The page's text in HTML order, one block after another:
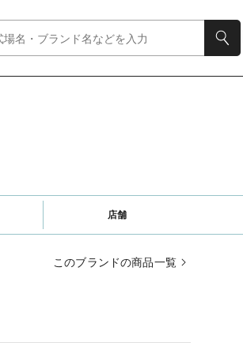
店舗
このブランドの商品一覧